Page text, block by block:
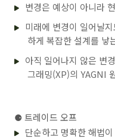
변경은 예상이 아니라
미래에 변경이 일어날
하게 복잡한 설계를 낳
아직 일어나지 않은 변
그래밍(XP)의 YAGNI
⚈트레이드 오프
단순하고 명확한 해법